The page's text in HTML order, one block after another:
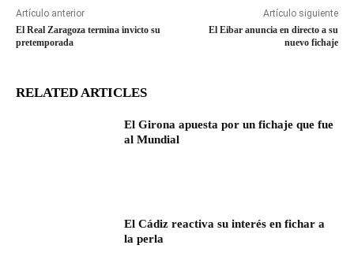
Artículo anterior
El Real Zaragoza termina invicto su
pretemporada
Artículo siguiente
El Eibar anuncia en directo a su
nuevo fichaje
RELATED ARTICLES
El Girona apuesta por un fichaje que fue
al Mundial
El Cádiz reactiva su interés en fichar a
la perla